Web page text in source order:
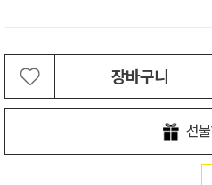
장바구니
선